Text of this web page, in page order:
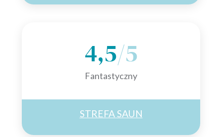
4,5/5
Fantastyczny
STREFA SAUN